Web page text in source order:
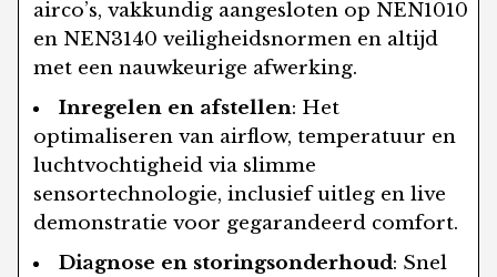
airco’s, vakkundig aangesloten op NEN1010
en NEN3140 veiligheidsnormen en altijd
met een nauwkeurige afwerking.
Inregelen en afstellen: Het
optimaliseren van airflow, temperatuur en
luchtvochtigheid via slimme
sensortechnologie, inclusief uitleg en live
demonstratie voor gegarandeerd comfort.
Diagnose en storingsonderhoud: Snel